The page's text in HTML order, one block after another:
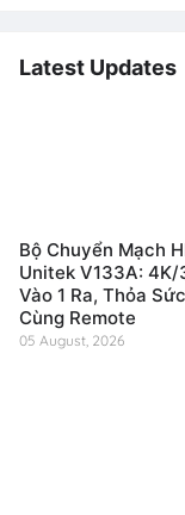
Latest Updates
Bộ Chuyển Mạch
Unitek V133A: 4K/
Vào 1 Ra, Thỏa
Cùng Remote
05 August, 2026